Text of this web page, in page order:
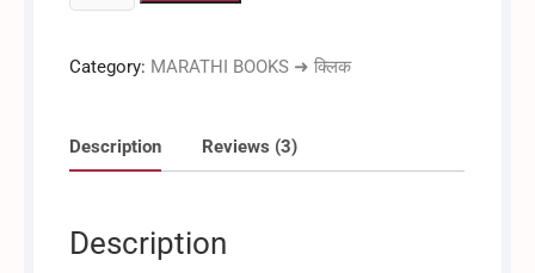
रुपयांची
quantity
Category: MARATHI BOOKS ➜ क्लिक
Description Reviews (3)
Description